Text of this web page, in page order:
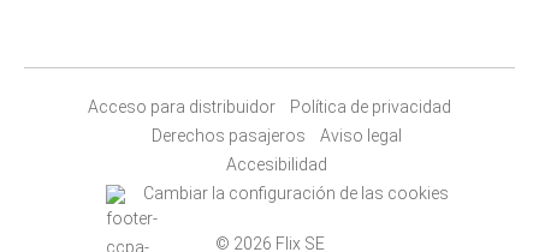
Acceso para distribuidor
Política de privacidad
Derechos pasajeros
Aviso legal
Accesibilidad
Cambiar la configuración de las cookies
© 2026 Flix SE